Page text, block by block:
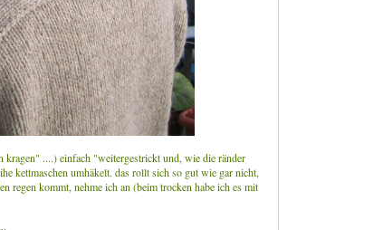
kragen" ....) einfach "weitergestrickt und, wie die ränder
kettmaschen umhäkelt. das rollt sich so gut wie gar nicht,
regen kommt, nehme ich an (beim trocken habe ich es mit